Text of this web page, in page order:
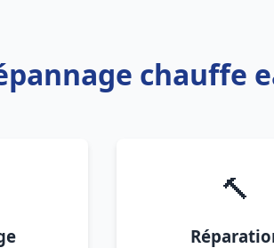
chauffe
🔨